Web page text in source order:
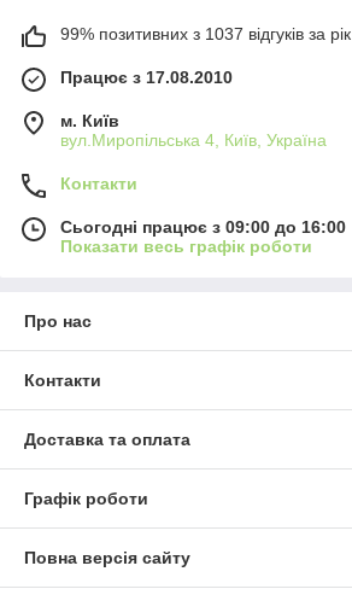
99% позитивних з 1037 відгуків за рік
Працює з 17.08.2010
м. Київ
вул.Миропільська 4, Київ, Україна
Контакти
Сьогодні працює з 09:00 до 16:00
Показати весь графік роботи
Про нас
Контакти
Доставка та оплата
Графік роботи
Повна версія сайту